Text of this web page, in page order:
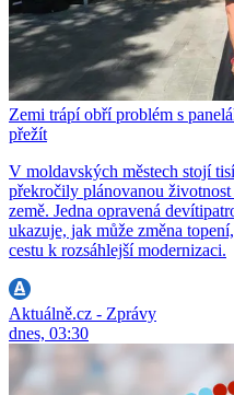
Zemi trápí obří problém s
přežít
V moldavských městech stojí
překročily plánovanou
země. Jedna opravená
ukazuje, jak může změna
cestu k rozsáhlejší modernizaci.
Aktuálně.cz - Zprávy
dnes, 03:30